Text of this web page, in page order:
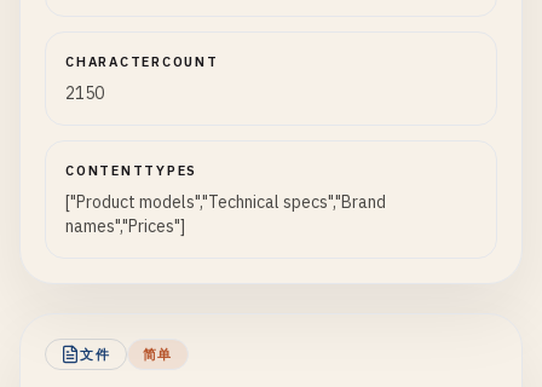
CHARACTERCOUNT
2150
CONTENTTYPES
["Product models","Technical specs","Brand
names","Prices"]
文件 简单